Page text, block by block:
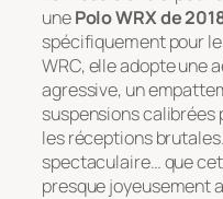
unePolo WRX de
spécifiquement pour
WRC, elle adopte une
agressive, un
suspensions calibrées
les réceptions
spectaculaire… que
presque joyeusement